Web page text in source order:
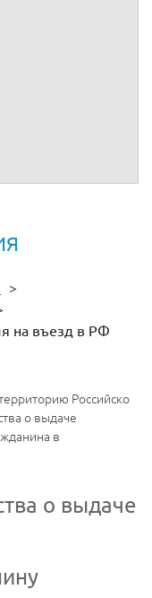
>
на въезд в РФ
Российско
о выдаче
в
о выдаче